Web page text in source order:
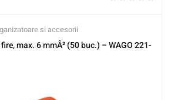
si accesorii
max. 6 mmÂ² (50 buc.) – WAGO 221-